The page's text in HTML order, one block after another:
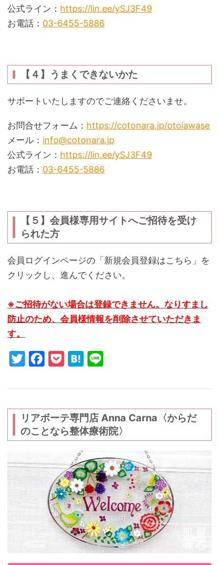
公式ライン： https://lin.ee/ySJ3F49
お電話： 03-6455-5886
【４】うまくできないかた
サポートいたしますのでご連絡くださいませ。
お問合せフォーム： https://cotonara.jp/otoiawase
メール： info@cotonara.jp
公式ライン： https://lin.ee/ySJ3F49
お電話： 03-6455-5886
【５】会員様専用サイトへご招待を受け
られた方
会員ログインページの「新規会員登録はこちら」を
クリックし、進んでください。
※ご招待がない場合は登録できません。なりすまし
防止のため、会員様情報を削除させていただきま
す。
T
itt
er
F
c
e
b
o
k
P
c
k
et
H
e
n
a
e
リアボーテ専門店 Anna Carna〈からだ
のことなら整体療術院〉